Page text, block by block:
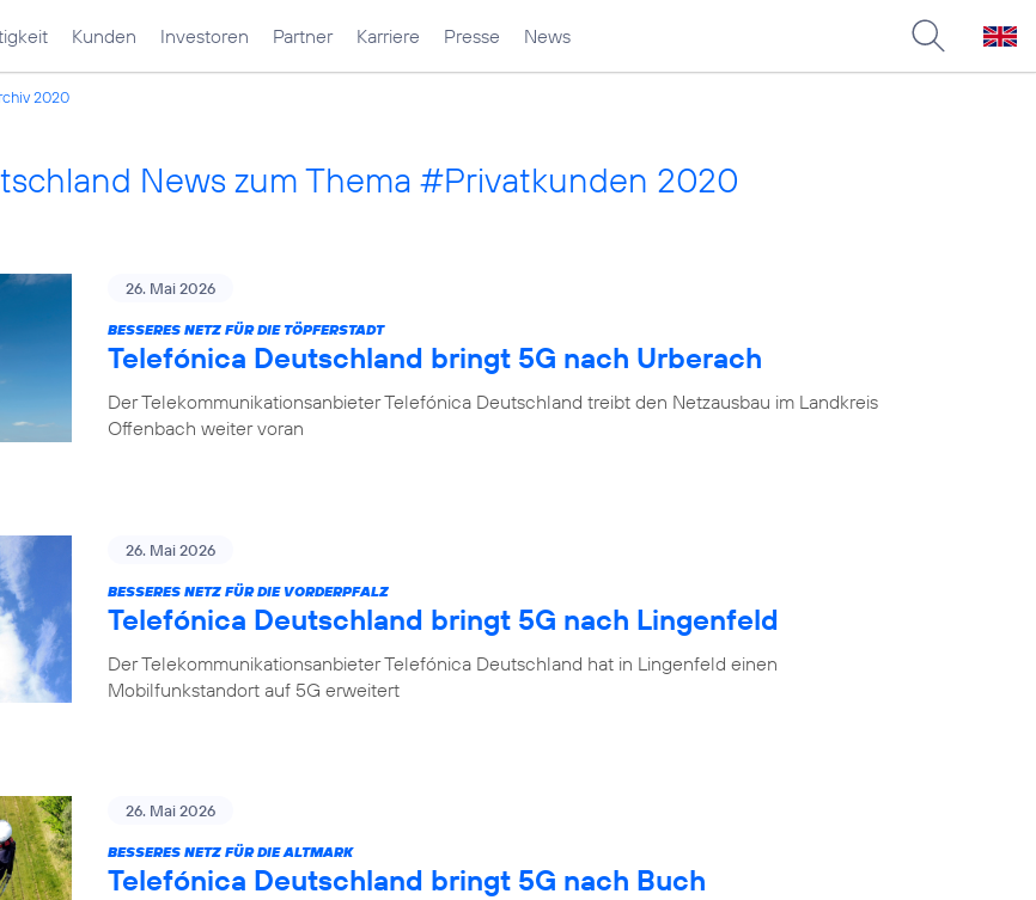
Kunden Investoren Partner Karriere Presse News
2020
News zum Thema #Privatkunden 2020
26. Mai 2026
BESSERES NETZ FÜR DIE TÖPFERSTADT
Telefónica Deutschland bringt 5G nach Urberach
Der Telekommunikationsanbieter Telefónica Deutschland treibt den Netzausbau im Landkreis
Offenbach weiter voran
26. Mai 2026
BESSERES NETZ FÜR DIE VORDERPFALZ
Telefónica Deutschland bringt 5G nach Lingenfeld
Der Telekommunikationsanbieter Telefónica Deutschland hat in Lingenfeld einen
Mobilfunkstandort auf 5G erweitert
26. Mai 2026
BESSERES NETZ FÜR DIE ALTMARK
Telefónica Deutschland bringt 5G nach Buch